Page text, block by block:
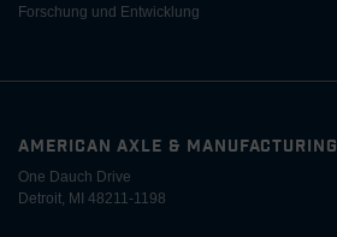
Forschung und Entwicklung
AMERICAN AXLE & MANUFACTURING
One Dauch Drive
Detroit, MI 48211-1198